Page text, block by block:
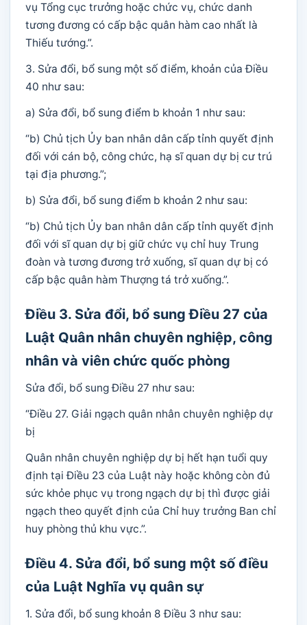
vụ Tổng cục trưởng hoặc chức vụ, chức danh
tương đương có cấp bậc quân hàm cao nhất là
Thiếu tướng.”.
3. Sửa đổi, bổ sung một số điểm, khoản của Điều
40 như sau:
a) Sửa đổi, bổ sung điểm b khoản 1 như sau:
“b) Chủ tịch Ủy ban nhân dân cấp tỉnh quyết định
đối với cán bộ, công chức, hạ sĩ quan dự bị cư trú
tại địa phương.”;
b) Sửa đổi, bổ sung điểm b khoản 2 như sau:
“b) Chủ tịch Ủy ban nhân dân cấp tỉnh quyết định
đối với sĩ quan dự bị giữ chức vụ chỉ huy Trung
đoàn và tương đương trở xuống, sĩ quan dự bị có
cấp bậc quân hàm Thượng tá trở xuống.”.
Điều 3. Sửa đổi, bổ sung Điều 27 của
Luật Quân nhân chuyên nghiệp, công
nhân và viên chức quốc phòng
Sửa đổi, bổ sung Điều 27 như sau:
“Điều 27. Giải ngạch quân nhân chuyên nghiệp dự
bị
Quân nhân chuyên nghiệp dự bị hết hạn tuổi quy
định tại Điều 23 của Luật này hoặc không còn đủ
sức khỏe phục vụ trong ngạch dự bị thì được giải
ngạch theo quyết định của Chỉ huy trưởng Ban chỉ
huy phòng thủ khu vực.”.
Điều 4. Sửa đổi, bổ sung một số điều
của Luật Nghĩa vụ quân sự
1. Sửa đổi, bổ sung khoản 8 Điều 3 như sau: